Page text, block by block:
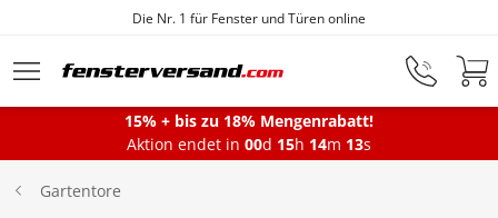
Zum Hauptinhalt springen
Die Nr. 1 für Fenster und Türen online
Montageservice
15% + bis zu 18% Mengenrabatt!
Aktion endet in 00d 15h 14m 13s
Gartentore